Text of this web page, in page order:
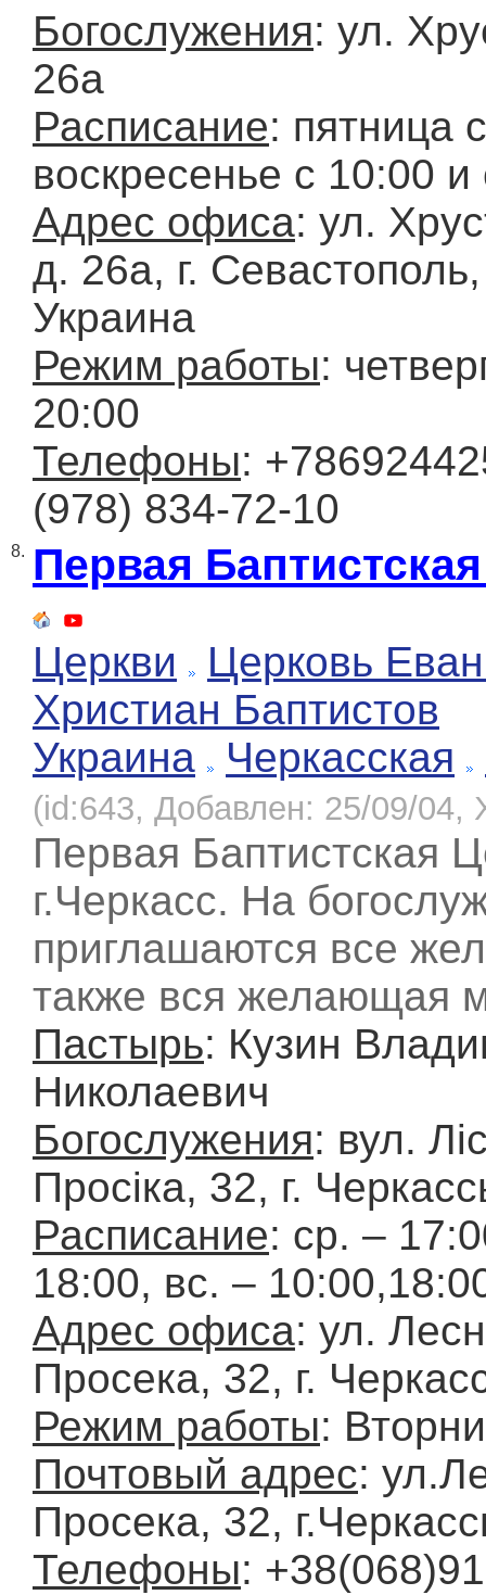
Богослужения: ул.
26а
Расписание: пятница
воскресенье с 10:00 и
Адрес офиса: ул.
д. 26а, г.
Украина
Режим работы:
20:00
Телефоны:
(978) 834-72-10
8. Первая
Церкви
Церковь
Христиан Баптистов
Украина
Черкасская
(id:643, Добавлен: 25/09/04,
Первая Баптистская
г.Черкасс. На
приглашаются все
также вся желающая
Пастырь: Кузин
Николаевич
Богослужения: вул.
Просіка, 32, г.
Расписание: ср. –
18:00, вс. –
Адрес офиса: ул.
Просека, 32, г.
Режим работы:
Почтовый адрес:
Просека, 32,
Телефоны: